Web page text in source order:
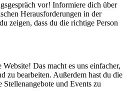
vor! Informiere dich über
Herausforderungen in der
zeigen, dass du die richtige Person
Das macht es uns einfacher,
zu bearbeiten. Außerdem hast du die
und Events zu